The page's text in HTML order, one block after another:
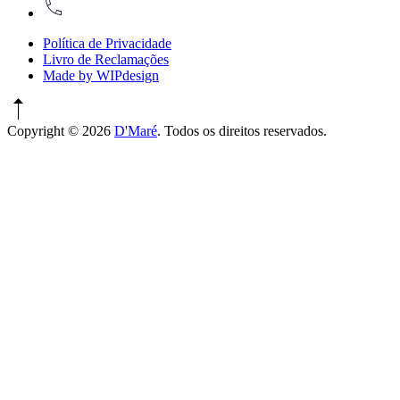
Política de Privacidade
Livro de Reclamações
Made by WIPdesign
Copyright © 2026 D'Maré. Todos os direitos reservados.